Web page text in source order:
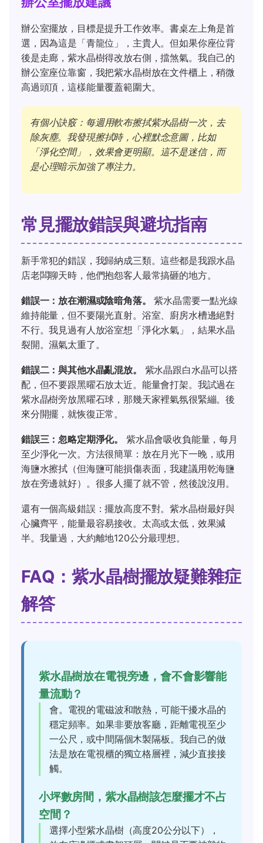
辦公室擺放，目標是提升工作效率。書桌左上角是首
選，因為這是「青龍位」，主貴人。但如果你座位背
後是走廊，紫水晶樹得改放右側，擋煞氣。我自己的
辦公室座位靠窗，我把紫水晶樹放在文件櫃上，稍微
高過頭頂，這樣能量覆蓋範圍大。
有個小訣竅：每週用軟布擦拭紫水晶樹一次，去
除灰塵。我發現擦拭時，心裡默念意圖，比如
「淨化空間」，效果會更明顯。這不是迷信，而
是心理暗示加強了專注力。
常見擺放錯誤與避坑指南
新手常犯的錯誤，我歸納成三類。這些都是我跟水晶
店老闆聊天時，他們抱怨客人最常搞砸的地方。
錯誤一：放在潮濕或陰暗角落。
紫水晶需要一點光線
維持能量，但不要陽光直射。浴室、廚房水槽邊絕對
不行。我見過有人放浴室想「淨化水氣」，結果水晶
裂開。濕氣太重了。
錯誤二：與其他水晶亂混放。
紫水晶跟白水晶可以搭
配，但不要跟黑曜石放太近。能量會打架。我試過在
紫水晶樹旁放黑曜石球，那幾天家裡氣氛很緊繃。後
來分開擺，就恢復正常。
錯誤三：忽略定期淨化。
紫水晶會吸收負能量，每月
至少淨化一次。方法很簡單：放在月光下一晚，或用
海鹽水擦拭（但海鹽可能損傷表面，我建議用乾海鹽
放在旁邊就好）。很多人擺了就不管，然後說沒用。
還有一個高級錯誤：擺放高度不對。紫水晶樹最好與
心臟齊平，能量最容易接收。太高或太低，效果減
半。我量過，大約離地120公分最理想。
FAQ：紫水晶樹擺放疑難雜症
解答
紫水晶樹放在電視旁邊，會不會影響能
量流動？
會。電視的電磁波和散熱，可能干擾水晶的
穩定頻率。如果非要放客廳，距離電視至少
一公尺，或中間隔個木製隔板。我自己的做
法是放在電視櫃的獨立格層裡，減少直接接
觸。
小坪數房間，紫水晶樹該怎麼擺才不占
空間？
選擇小型紫水晶樹（高度20公分以下），